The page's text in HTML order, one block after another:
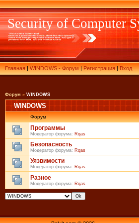
Security of Computer
Главная|WINDOWS - Форум|Регистрация|Вход
Форум » WINDOWS
WINDOWS
Форум
Программы
Модератор форума: Rqas
Безопасность
Модератор форума: Rqas
Уязвимости
Модератор форума: Rqas
Разное
Модератор форума: Rqas